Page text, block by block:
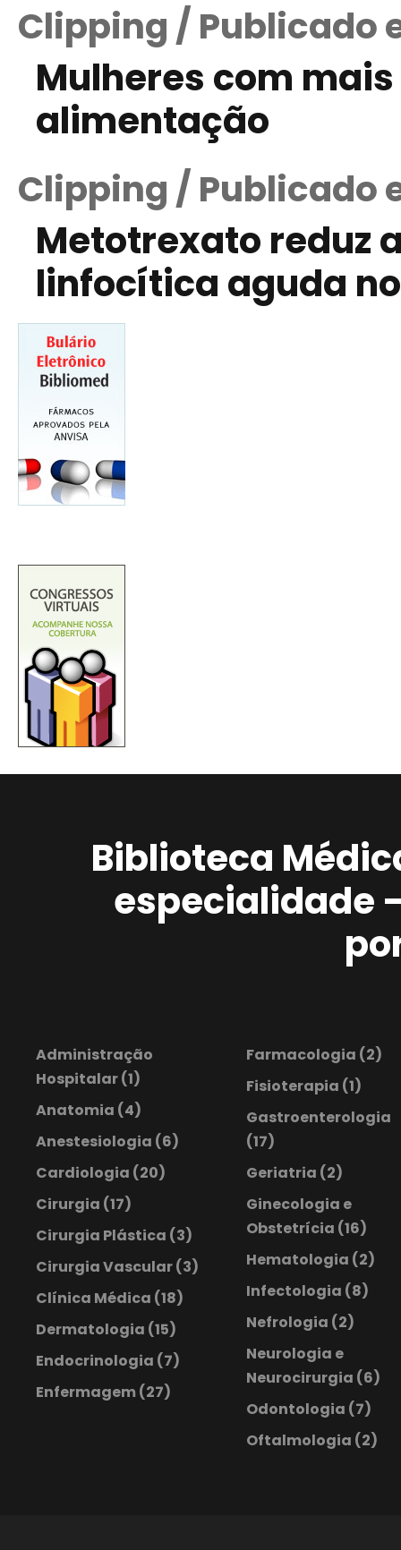
Clipping / Publicado
Mulheres com
alimentação
Clipping / Publicado
Metotrexato reduz
linfocítica aguda no
Biblioteca
especialidade
Administração
Hospitalar(1)
Anatomia (4)
Anestesiologia (6)
Cardiologia (20)
Cirurgia (17)
Cirurgia Plástica (3)
Cirurgia Vascular(3)
Clínica Médica (18)
Dermatologia (15)
Endocrinologia (7)
Enfermagem(27)
Farmacologia (2)
Fisioterapia (1)
Gastroenterologia
(17)
Geriatria (2)
Ginecologia e
Obstetrícia (16)
Hematologia (2)
Infectologia (8)
Nefrologia (2)
Neurologia e
Neurocirurgia (6)
Odontologia (7)
Oftalmologia (2)